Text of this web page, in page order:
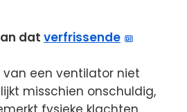
dat verfrissende
van een ventilator niet
lijkt misschien onschuldig,